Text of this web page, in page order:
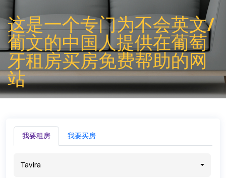
这是一个专门为不会英文/
葡文的中国人提供在葡萄
牙租房买房免费帮助的网
站
我要租房 我要买房
Tavira